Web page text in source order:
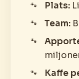
Plats:
Team:
Kaffe